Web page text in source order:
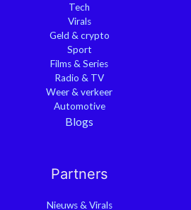
Tech
Virals
Geld & crypto
Sport
Films & Series
Radio & TV
Weer & verkeer
Automotive
Blogs
Partners
Nieuws & Virals